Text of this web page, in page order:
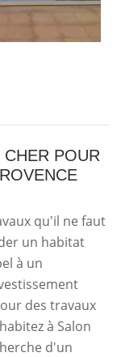
POUR
qu'il ne faut
un habitat
à un
des travaux
à Salon
d'un